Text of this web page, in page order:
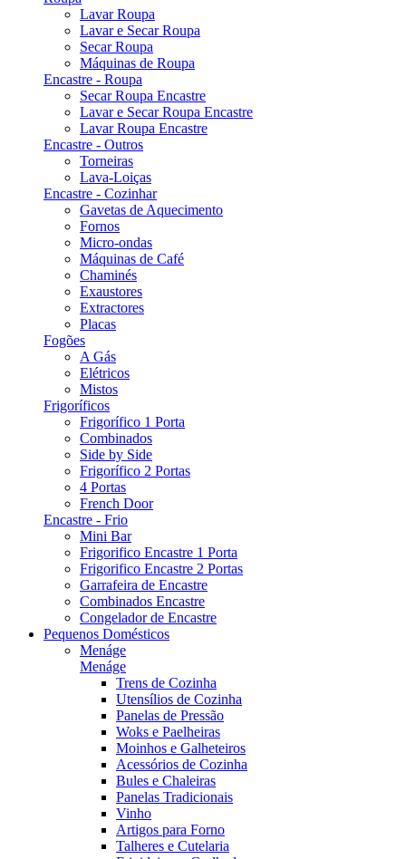
Lavar Roupa
Lavar e Secar Roupa
Secar Roupa
Máquinas de Roupa
Encastre - Roupa
Secar Roupa Encastre
Lavar e Secar Roupa Encastre
Lavar Roupa Encastre
Encastre - Outros
Torneiras
Lava-Loiças
Encastre - Cozinhar
Gavetas de Aquecimento
Fornos
Micro-ondas
Máquinas de Café
Chaminés
Exaustores
Extractores
Placas
Fogões
A Gás
Elétricos
Mistos
Frigoríficos
Frigorífico 1 Porta
Combinados
Side by Side
Frigorífico 2 Portas
4 Portas
French Door
Encastre - Frio
Mini Bar
Frigorifico Encastre 1 Porta
Frigorifico Encastre 2 Portas
Garrafeira de Encastre
Combinados Encastre
Congelador de Encastre
Pequenos Domésticos
Menáge
Menáge
Trens de Cozinha
Utensílios de Cozinha
Panelas de Pressão
Woks e Paelheiras
Moinhos e Galheteiros
Acessórios de Cozinha
Bules e Chaleiras
Panelas Tradicionais
Vinho
Artigos para Forno
Talheres e Cutelaria